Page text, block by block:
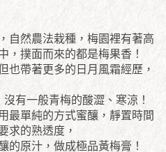
自然農法栽種，梅園裡有著高
，撲面而來的都是梅果香！
也帶著更多的日月風霜經歷，
有一般青梅的酸澀、寒涼！
最單純的方式蜜釀，靜置時間
求的熟透度，
的原汁，做成極品黃梅膏！